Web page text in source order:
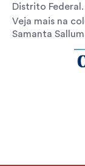
Distrito Federal.
Veja mais na
Samanta